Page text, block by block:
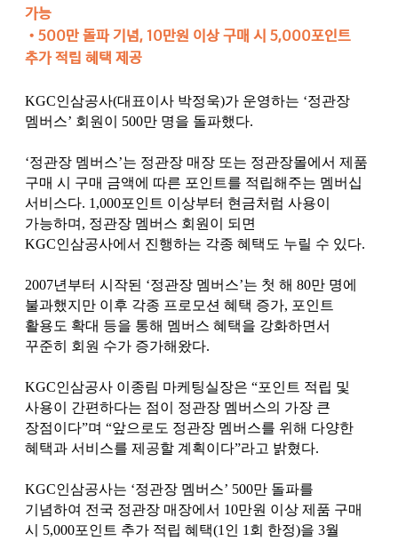
가능
• 500만 돌파 기념, 10만원 이상 구매 시 5,000포인트
추가 적립 혜택 제공
KGC인삼공사(대표이사 박정욱)가 운영하는 ‘정관장
멤버스’ 회원이 500만 명을 돌파했다.
‘정관장 멤버스’는 정관장 매장 또는 정관장몰에서 제품
구매 시 구매 금액에 따른 포인트를 적립해주는 멤버십
서비스다. 1,000포인트 이상부터 현금처럼 사용이
가능하며, 정관장 멤버스 회원이 되면
KGC인삼공사에서 진행하는 각종 혜택도 누릴 수 있다.
2007년부터 시작된 ‘정관장 멤버스’는 첫 해 80만 명에
불과했지만 이후 각종 프로모션 혜택 증가, 포인트
활용도 확대 등을 통해 멤버스 혜택을 강화하면서
꾸준히 회원 수가 증가해왔다.
KGC인삼공사 이종림 마케팅실장은 “포인트 적립 및
사용이 간편하다는 점이 정관장 멤버스의 가장 큰
장점이다”며 “앞으로도 정관장 멤버스를 위해 다양한
혜택과 서비스를 제공할 계획이다”라고 밝혔다.
KGC인삼공사는 ‘정관장 멤버스’ 500만 돌파를
기념하여 전국 정관장 매장에서 10만원 이상 제품 구매
시 5,000포인트 추가 적립 혜택(1인 1회 한정)을 3월